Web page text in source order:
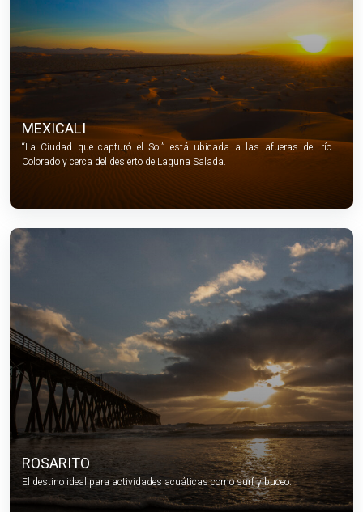
MEXICALI
“La Ciudad que capturó el Sol” está ubicada a las afueras del río
Colorado y cerca del desierto de Laguna Salada.
ROSARITO
El destino ideal para actividades acuáticas como surf y buceo.